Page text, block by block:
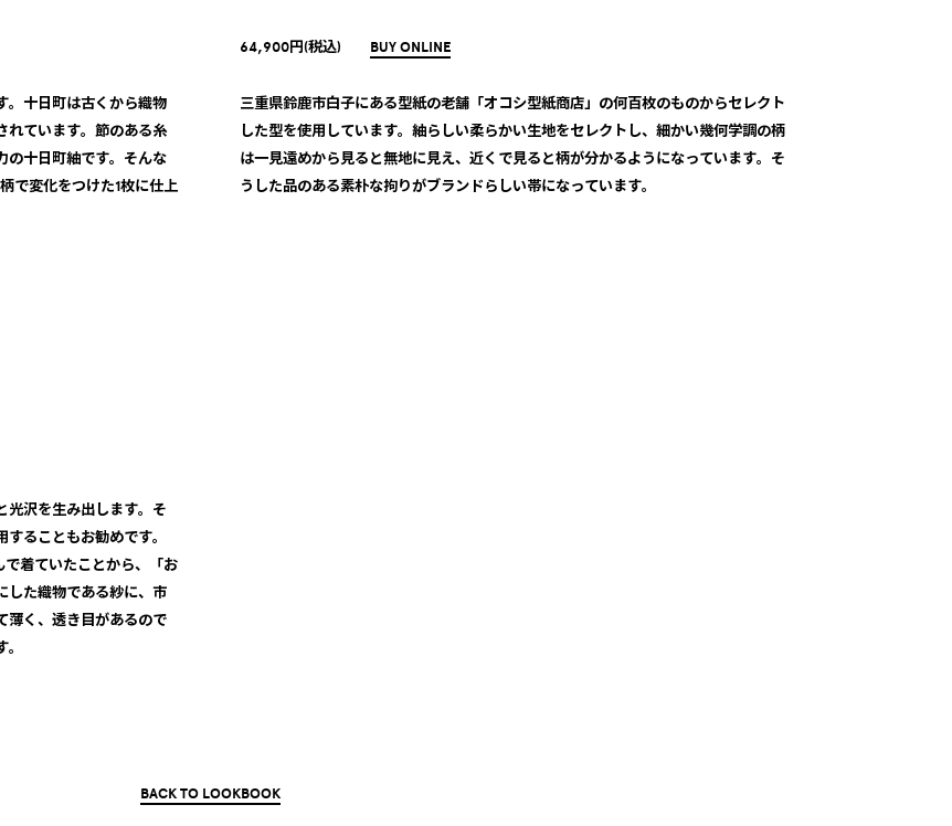
。十日町は古くから織物
れています。節のある糸
の十日町紬です。そんな
で変化をつけた1枚に仕上
64,900円(税込) BUY ONLINE
三重県鈴鹿市白子にある型紙の老舗「オコシ型紙商店」の何百枚のものからセレクト
した型を使用しています。紬らしい柔らかい生地をセレクトし、細かい幾何学調の柄
は一見遠めから見ると無地に見え、近くで見ると柄が分かるようになっています。そ
うした品のある素朴な拘りがブランドらしい帯になっています。
光沢を生み出します。そ
ることもお勧めです。
で着ていたことから、「お
した織物である紗に、市
薄く、透き目があるので
BACK TO LOOKBOOK